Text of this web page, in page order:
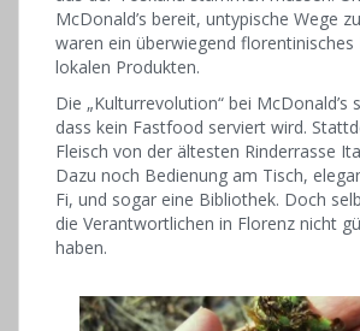
McDonald’s bereit, untypische Wege
waren ein überwiegend
lokalen Produkten.
Die „Kulturrevolution“ bei McDonald’s
dass kein Fastfood serviert wird.
Fleisch von der ältesten Rinderrasse
Dazu noch Bedienung am Tisch,
Fi, und sogar eine Bibliothek. Doch
die Verantwortlichen in Florenz nicht
haben.